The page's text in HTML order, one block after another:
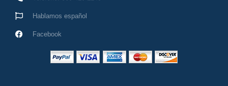
Hablamos español
Facebook